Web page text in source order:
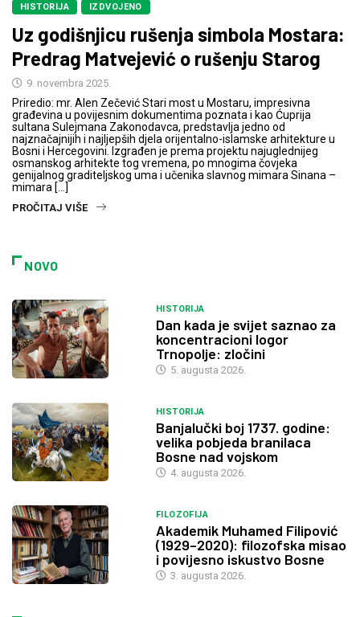
HISTORIJA IZDVOJENO
Uz godišnjicu rušenja simbola Mostara:
Predrag Matvejević o rušenju Starog
9. novembra 2025.
Priredio: mr. Alen Zečević Stari most u Mostaru, impresivna
građevina u povijesnim dokumentima poznata i kao Ćuprija
sultana Sulejmana Zakonodavca, predstavlja jedno od
najznačajnijih i najljepših djela orijentalno-islamske arhitekture u
Bosni i Hercegovini. Izgrađen je prema projektu najuglednijeg
osmanskog arhitekte tog vremena, po mnogima čovjeka
genijalnog graditeljskog uma i učenika slavnog mimara Sinana –
mimara […]
PROČITAJ VIŠE
NOVO
HISTORIJA
Dan kada je svijet saznao za
koncentracioni logor
Trnopolje: zločini
5. augusta 2026.
HISTORIJA
Banjalučki boj 1737. godine:
velika pobjeda branilaca
Bosne nad vojskom
4. augusta 2026.
FILOZOFIJA
Akademik Muhamed Filipović
(1929–2020): filozofska misao
i povijesno iskustvo Bosne
3. augusta 2026.